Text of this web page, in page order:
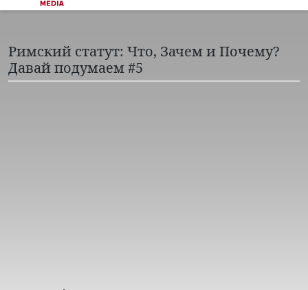
Римский статут: Что, Зачем и Почему?
Давай подумаем #5